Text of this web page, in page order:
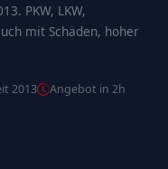
PKW, LKW,
mit Schäden, hoher
2013 Angebot in 2h